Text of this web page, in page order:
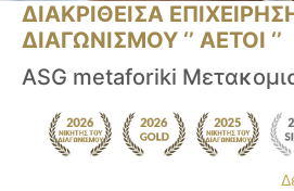
ΔΙΑΚΡΙΘΕΙΣΑ
ΔΙΑΓΩΝΙΣΜΟΥ ‘’ ΑΕΤΟΙ ‘’
ASG metaforiki